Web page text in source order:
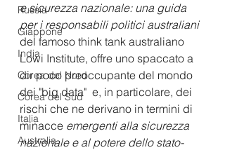
Russia
Giappone
India
Corea del Nord
Corea del Sud
Italia
Australia
e sicurezza nazionale: una guida
per i responsabili politici australiani
del famoso think tank australiano
Lowi Institute, offre uno spaccato a
dir poco preoccupante del mondo
dei "big data"  e, in particolare, dei
rischi che ne derivano in termini di
minacce emergenti alla sicurezza
nazionale e al potere dello stato-